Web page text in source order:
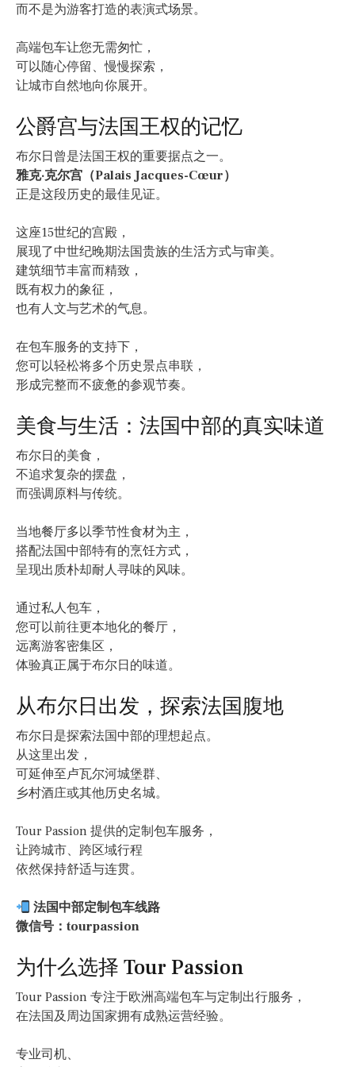
而不是为游客打造的表演式场景。
高端包车让您无需匆忙，
可以随心停留、慢慢探索，
让城市自然地向你展开。
公爵宫与法国王权的记忆
布尔日曾是法国王权的重要据点之一。
雅克·克尔宫（Palais Jacques-Cœur）
正是这段历史的最佳见证。
这座15世纪的宫殿，
展现了中世纪晚期法国贵族的生活方式与审美。
建筑细节丰富而精致，
既有权力的象征，
也有人文与艺术的气息。
在包车服务的支持下，
您可以轻松将多个历史景点串联，
形成完整而不疲惫的参观节奏。
美食与生活：法国中部的真实味道
布尔日的美食，
不追求复杂的摆盘，
而强调原料与传统。
当地餐厅多以季节性食材为主，
搭配法国中部特有的烹饪方式，
呈现出质朴却耐人寻味的风味。
通过私人包车，
您可以前往更本地化的餐厅，
远离游客密集区，
体验真正属于布尔日的味道。
从布尔日出发，探索法国腹地
布尔日是探索法国中部的理想起点。
从这里出发，
可延伸至卢瓦尔河城堡群、
乡村酒庄或其他历史名城。
Tour Passion 提供的定制包车服务，
让跨城市、跨区域行程
依然保持舒适与连贯。
法国中部定制包车线路
微信号：tourpassion
为什么选择 Tour Passion
Tour Passion 专注于欧洲高端包车与定制出行服务，
在法国及周边国家拥有成熟运营经验。
专业司机、